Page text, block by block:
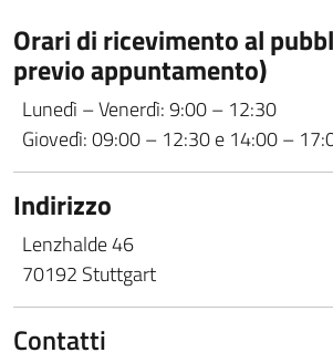
Orari di ricevimento al
previo appuntamento)
Lunedì – Venerdì: 9:00 – 12:30
Giovedì: 09:00 – 12:30 e 14:00 –
Indirizzo
Lenzhalde 46
70192 Stuttgart
Contatti